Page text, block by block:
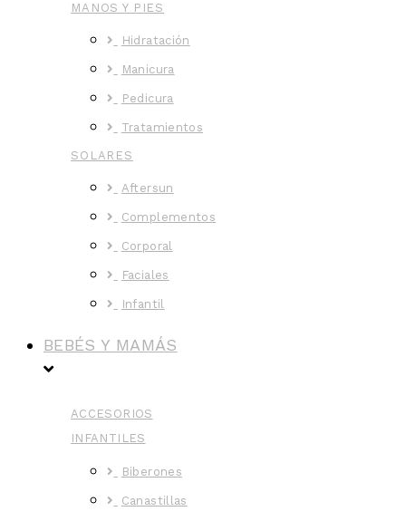
MANOS Y PIES
Hidratación
Manicura
Pedicura
Tratamientos
SOLARES
Aftersun
Complementos
Corporal
Faciales
Infantil
BEBÉS Y MAMÁS
ACCESORIOS
INFANTILES
Biberones
Canastillas